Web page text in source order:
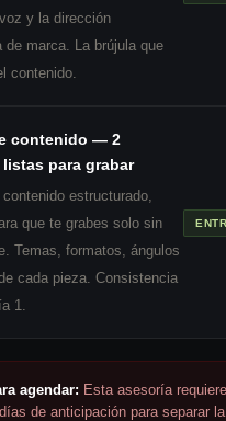
y la dirección
de marca. La brújula que
contenido.
contenido — 2
listas para grabar
estructurado,
que te grabes solo sin
Temas, formatos, ángulos
cada pieza. Consistencia
1.
agendar: Esta asesoría
de anticipación para separar